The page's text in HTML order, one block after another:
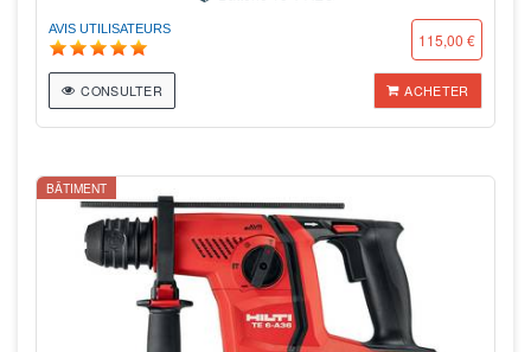
AVIS UTILISATEURS
115,00 €
CONSULTER ACHETER
BÂTIMENT